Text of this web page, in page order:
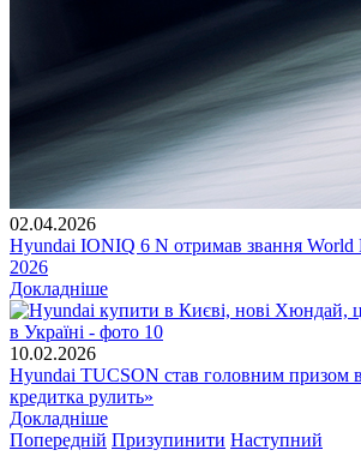
02.04.2026
Hyundai IONIQ 6 N отримав звання World
2026
Докладніше
10.02.2026
Hyundai TUCSON став головним призом
кредитка рулить»
Докладніше
Попередній Призупинити Наступний